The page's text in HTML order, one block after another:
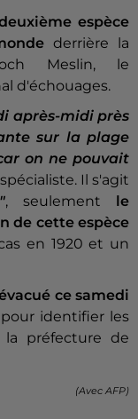
espèce
derrière la
Meslin, le
d'échouages.
après-midi près
sur la plage
on ne pouvait
Il s'agit
, seulement
le
de cette espèce
en 1920 et un
ce samedi
pour identifier les
la préfecture de
(Avec AFP)